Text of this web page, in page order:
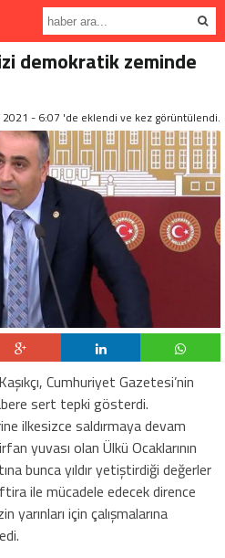
demokratik zeminde
2021 - 6:07 'de eklendi ve kez görüntülendi.
Cumhuriyet Gazetesi’nin
sert tepki gösterdi.
ilkesizce saldırmaya devam
yuvası olan Ülkü Ocaklarının
bunca yıldır yetiştirdiği değerler
ile mücadele edecek dirence
yarınları için çalışmalarına